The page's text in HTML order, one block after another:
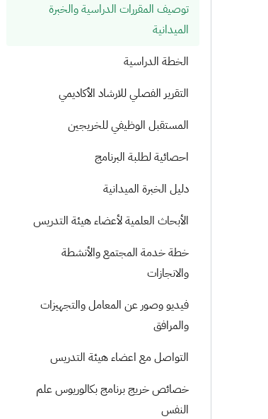
توصيف المقررات الدراسية والخبرة
الميدانية
الخطة الدراسية
التقرير الفصلي للارشاد الأكاديمي
المستقبل الوظيفي للخريجين
احصائية لطلبة البرنامج
دليل الخبرة الميدانية
الأبحاث العلمية لأعضاء هيئة التدريس
خطة خدمة المجتمع والأنشطة
والانجازات
فيديو وصور عن المعامل والتجهيزات
والمرافق
التواصل مع اعضاء هيئة التدريس
خصائص خريج برنامج بكالوريوس علم
النفس